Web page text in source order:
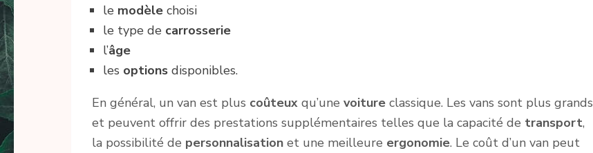
le modèle choisi
le type de carrosserie
l’âge
les options disponibles.
En général, un van est plus coûteux qu’une voiture classique. Les vans sont plus grands
et peuvent offrir des prestations supplémentaires telles que la capacité de transport,
la possibilité de personnalisation et une meilleure ergonomie. Le coût d’un van peut